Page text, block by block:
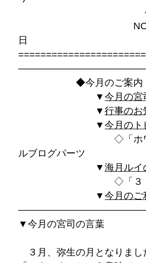
～平成25
NO.145 平
日
◆今月のご案
▼今月の宮
▼行事のお
▼今月のト
◇「ホワイトデ
ルブログパ
▼海月ルイ
◇「３．１
▼今月のご
▼今月の宮司の言葉
３月、弥生の月となりまし